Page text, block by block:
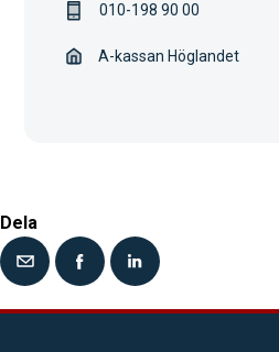
010-198 90 00
A-kassan Höglandet
Dela